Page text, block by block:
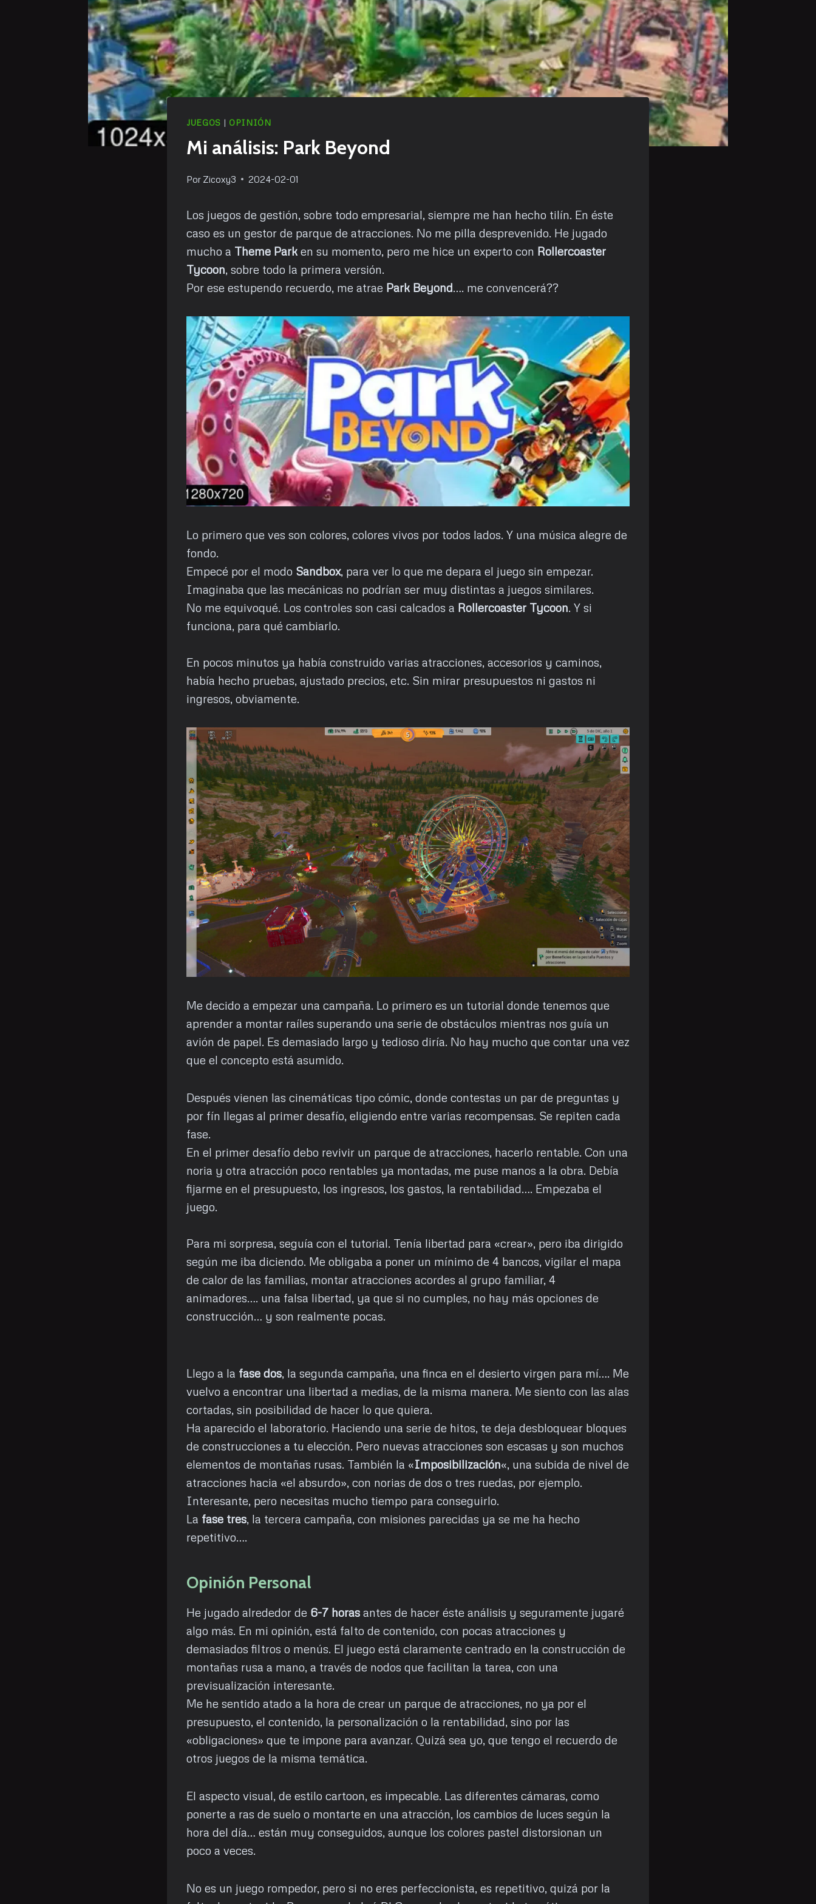
JUEGOS | OPINIÓN
Mi análisis: Park Beyond
Por Zicoxy3 2024-02-01
Los juegos de gestión, sobre todo empresarial, siempre me han hecho tilín. En éste
caso es un gestor de parque de atracciones. No me pilla desprevenido. He jugado
mucho a Theme Park en su momento, pero me hice un experto con Rollercoaster
Tycoon , sobre todo la primera versión.
Por ese estupendo recuerdo, me atrae Park Beyond …. me convencerá??
Lo primero que ves son colores, colores vivos por todos lados. Y una música alegre de
fondo.
Empecé por el modo Sandbox, para ver lo que me depara el juego sin empezar.
Imaginaba que las mecánicas no podrían ser muy distintas a juegos similares.
No me equivoqué. Los controles son casi calcados a Rollercoaster Tycoon. Y si
funciona, para qué cambiarlo.
En pocos minutos ya había construido varias atracciones, accesorios y caminos,
había hecho pruebas, ajustado precios, etc. Sin mirar presupuestos ni gastos ni
ingresos, obviamente.
Me decido a empezar una campaña. Lo primero es un tutorial donde tenemos que
aprender a montar raíles superando una serie de obstáculos mientras nos guía un
avión de papel. Es demasiado largo y tedioso diría. No hay mucho que contar una vez
que el concepto está asumido.
Después vienen las cinemáticas tipo cómic, donde contestas un par de preguntas y
por fín llegas al primer desafío, eligiendo entre varias recompensas. Se repiten cada
fase.
En el primer desafío debo revivir un parque de atracciones, hacerlo rentable. Con una
noria y otra atracción poco rentables ya montadas, me puse manos a la obra. Debía
fijarme en el presupuesto, los ingresos, los gastos, la rentabilidad…. Empezaba el
juego.
Para mi sorpresa, seguía con el tutorial. Tenía libertad para «crear», pero iba dirigido
según me iba diciendo. Me obligaba a poner un mínimo de 4 bancos, vigilar el mapa
de calor de las familias, montar atracciones acordes al grupo familiar, 4
animadores…. una falsa libertad, ya que si no cumples, no hay más opciones de
construcción… y son realmente pocas.
Llego a la fase dos , la segunda campaña, una finca en el desierto virgen para mí…. Me
vuelvo a encontrar una libertad a medias, de la misma manera. Me siento con las alas
cortadas, sin posibilidad de hacer lo que quiera.
Ha aparecido el laboratorio. Haciendo una serie de hitos, te deja desbloquear bloques
de construcciones a tu elección. Pero nuevas atracciones son escasas y son muchos
elementos de montañas rusas. También la «Imposibilización«, una subida de nivel de
atracciones hacia «el absurdo», con norias de dos o tres ruedas, por ejemplo.
Interesante, pero necesitas mucho tiempo para conseguirlo.
La fase tres , la tercera campaña, con misiones parecidas ya se me ha hecho
repetitivo….
Opinión Personal
He jugado alrededor de 6-7 horas antes de hacer éste análisis y seguramente jugaré
algo más. En mi opinión, está falto de contenido, con pocas atracciones y
demasiados filtros o menús. El juego está claramente centrado en la construcción de
montañas rusa a mano, a través de nodos que facilitan la tarea, con una
previsualización interesante.
Me he sentido atado a la hora de crear un parque de atracciones, no ya por el
presupuesto, el contenido, la personalización o la rentabilidad, sino por las
«obligaciones» que te impone para avanzar. Quizá sea yo, que tengo el recuerdo de
otros juegos de la misma temática.
El aspecto visual, de estilo cartoon, es impecable. Las diferentes cámaras, como
ponerte a ras de suelo o montarte en una atracción, los cambios de luces según la
hora del día… están muy conseguidos, aunque los colores pastel distorsionan un
poco a veces.
No es un juego rompedor, pero si no eres perfeccionista, es repetitivo, quizá por la